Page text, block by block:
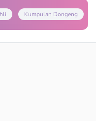
Kumpulan Dongeng